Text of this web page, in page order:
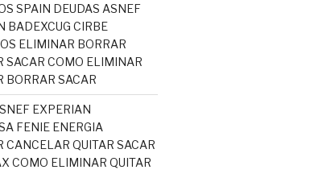
SPAIN DEUDAS ASNEF
BADEXCUG CIRBE
ELIMINAR BORRAR
SACAR COMO ELIMINAR
BORRAR SACAR
EXPERIAN
FENIE ENERGIA
CANCELAR QUITAR SACAR
COMO ELIMINAR QUITAR